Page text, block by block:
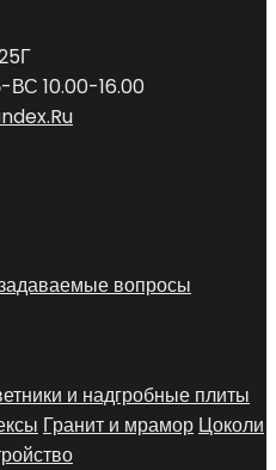
на
странице
товара.
10.00-16.00
вопросы
и надгробные плиты
Гранит и мрамор Цоколи